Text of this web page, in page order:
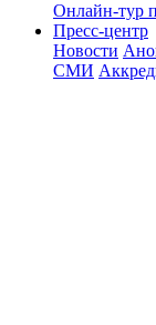
Онлайн-тур
Пресс-центр
Новости
СМИ